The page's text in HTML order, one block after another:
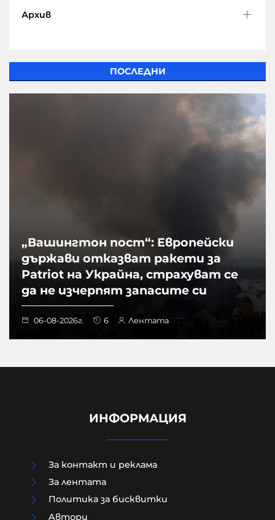
Архив
ПОСЛЕДНИ
„Вашингтон пост“: Европейски
държави отказват ракети за
Patriot на Украйна, страхуват се
да не изчерпят запасите си
06-08-2026г. 6 Лентата
ИНФОРМАЦИЯ
За контакт и реклама
За лентата
Политика за бисквитки
Aвтори